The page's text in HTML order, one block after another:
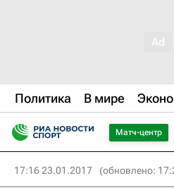
Политика В мире
Матч-центр
17:16 23.01.2017 (обновлено: